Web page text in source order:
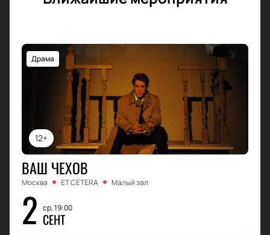
корпоративных клиентов.
12+
Драма
ВАШ ЧЕХОВ
Москва ET CETERA Малый зал
2 ср, 19:00
СЕНТ